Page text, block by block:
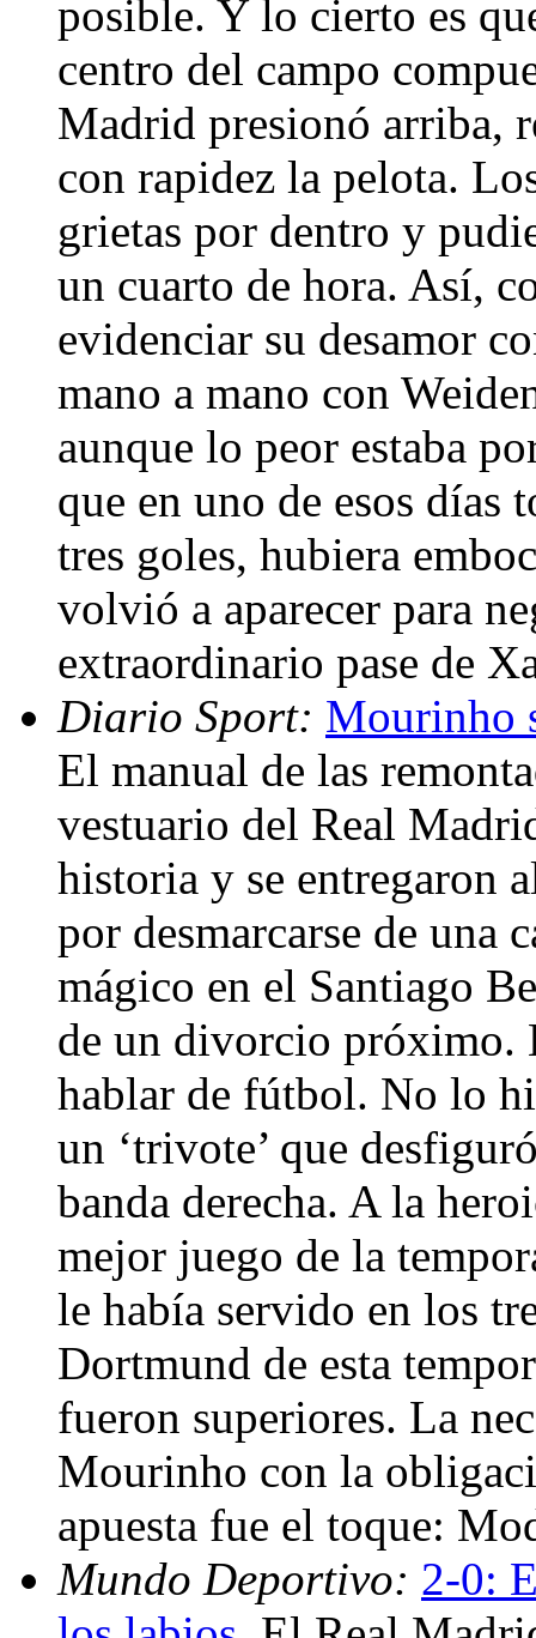
posible. Y lo cierto es
centro del campo
Madrid presionó arriba,
con rapidez la pelota.
grietas por dentro y
un cuarto de hora. Así,
evidenciar su desamor
mano a mano con
aunque lo peor estaba
que en uno de esos días
tres goles, hubiera
volvió a aparecer para
extraordinario pase de
Diario Sport: Mourinho
El manual de las
vestuario del Real
historia y se entregaron
por desmarcarse de una
mágico en el Santiago
de un divorcio próximo.
hablar de fútbol. No lo
un ‘trivote’ que
banda derecha. A la
mejor juego de la
le había servido en los
Dortmund de esta
fueron superiores. La
Mourinho con la
apuesta fue el toque:
Mundo Deportivo: 2-0: